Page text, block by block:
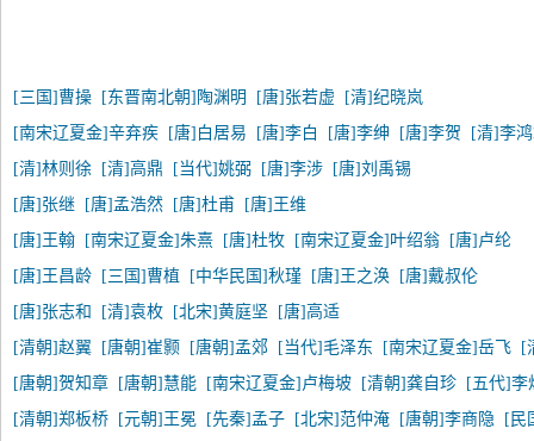
[三国]曹操 [东晋南北朝]陶渊明 [唐]张若虚
[清]纪晓岚
[南宋辽夏金]辛弃疾
[唐]白居易 [唐]李白 [唐]李绅 [唐]李贺
[清]李
[清]林则徐
[清]高鼎 [当代]姚弼 [唐]李涉
[唐]刘禹锡
[唐]张继
[唐]孟浩然 [唐]杜甫
[唐]王维
[唐]王翰
[南宋辽夏金]朱熹 [唐]杜牧 [南宋辽夏金]叶绍翁
[唐]卢纶
[唐]王昌龄
[三国]曹植 [中华民国]秋瑾 [唐]王之涣
[唐]戴叔伦
[唐]张志和
[清]袁枚 [北宋]黄庭坚
[唐]高适
[清朝]赵翼
[唐朝]崔颢 [唐朝]孟郊 [当代]毛泽东 [南宋辽夏金]岳飞
[
[唐朝]贺知章
[唐朝]慧能 [南宋辽夏金]卢梅坡 [清朝]龚自珍
[五代]李
[清朝]郑板桥
[元朝]王冕 [先秦]孟子 [北宋]范仲淹 [唐朝]李商隐
[民